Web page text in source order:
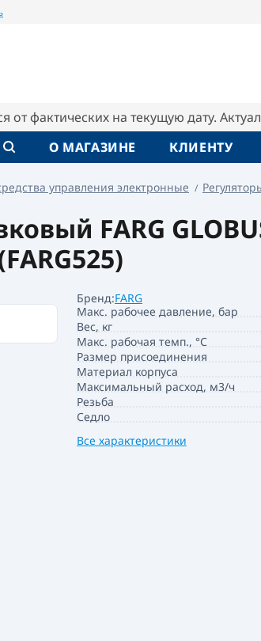
от фактических на текущую дату.
О МАГАЗИНЕ КЛИЕНТУ
управления электронные
FARG
Бренд:FARG
Макс. рабочее давление, бар
Вес, кг
Макс. рабочая темп., °С
Размер присоединения
Материал корпуса
Максимальный расход, м3/ч
Резьба
Седло
Все характеристики